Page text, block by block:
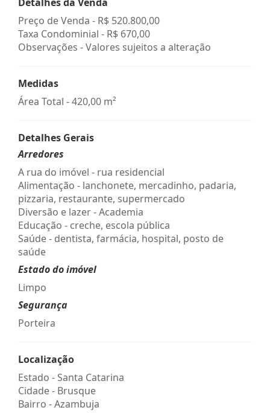
Preço de Venda - R$ 520.800,00
Taxa Condominial - R$ 670,00
Observações - Valores sujeitos a alteração
Medidas
Área Total - 420,00 m²
Detalhes Gerais
Arredores
A rua do imóvel - rua residencial
Alimentação - lanchonete, mercadinho, padaria,
pizzaria, restaurante, supermercado
Diversão e lazer - Academia
Educação - creche, escola pública
Saúde - dentista, farmácia, hospital, posto de
saúde
Estado do imóvel
Limpo
Segurança
Porteira
Localização
Estado -Santa Catarina
Cidade - Brusque
Bairro -Azambuja